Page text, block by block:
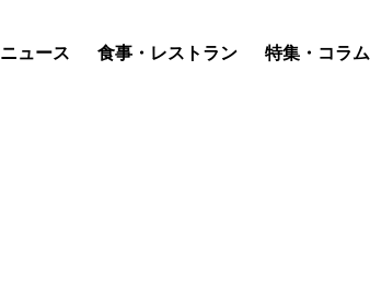
ニュース 食事・レストラン 特集・コラム